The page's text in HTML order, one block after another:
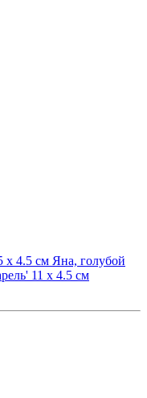
х 4.5 см Яна, голубой
11 х 4.5 см